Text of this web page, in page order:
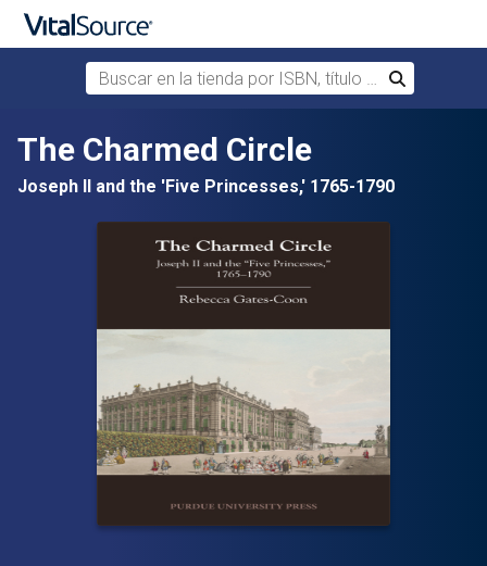
Saltar al contenido principal
Buscar en la tienda por ISBN, título o autor
Buscar
The Charmed Circle
Joseph II and the 'Five Princesses,' 1765-1790